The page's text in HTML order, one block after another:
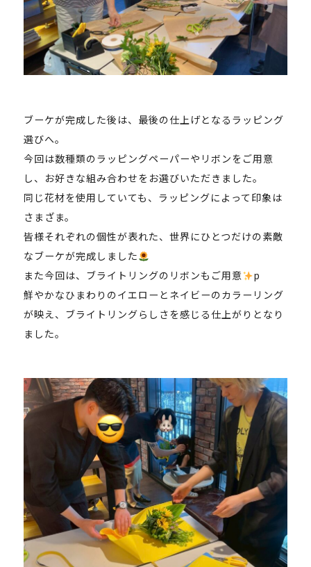
ブーケが完成した後は、最後の仕上げとなるラッピング
選びへ。
今回は数種類のラッピングペーパーやリボンをご用意
し、お好きな組み合わせをお選びいただきました。
同じ花材を使用していても、ラッピングによって印象は
さまざま。
皆様それぞれの個性が表れた、世界にひとつだけの素敵
なブーケが完成しました
また今回は、ブライトリングのリボンもご用意
p
鮮やかなひまわりのイエローとネイビーのカラーリング
が映え、ブライトリングらしさを感じる仕上がりとなり
ました。